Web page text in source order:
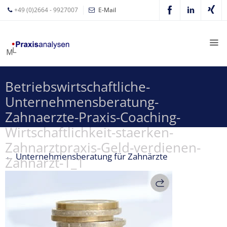
+49 (0)2664 - 9927007 E-Mail
Betriebswirtschaftliche-
Unternehmensberatung-
Zahnaerzte-Praxis-Coaching-
Wirtschaftlichkeit-staerken-
Zahnarztpraxis-Geld-verdienen-
Zahnarzt-1_1
←Unternehmensberatung für Zahnärzte
Leyer
Expertisen
Betriebswirtschaftliche
Beratung für
Zahnärzte
Zahnarzt
Coaching
Zahnarzt-
Z-MVZ
Konzept